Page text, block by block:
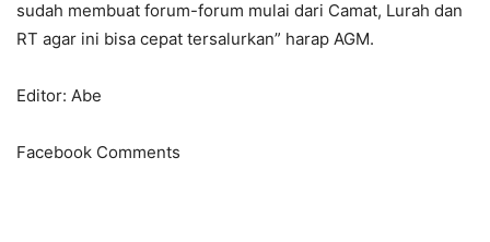
sudah membuat forum-forum mulai dari Camat, Lurah dan
RT agar ini bisa cepat tersalurkan” harap AGM.
Editor: Abe
Facebook Comments